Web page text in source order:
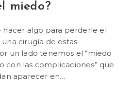
miedo?
hacer algo para perderle el
una cirugía de estas
un lado tenemos el “miedo
con las complicaciones” que
aparecer en…